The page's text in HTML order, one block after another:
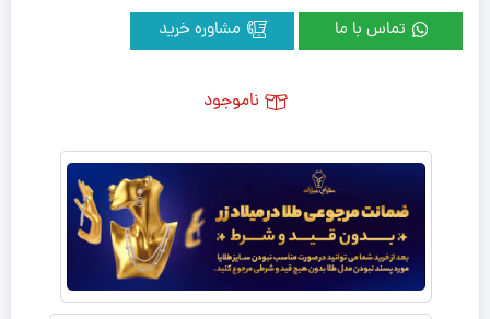
تماس با ما
ناموجود